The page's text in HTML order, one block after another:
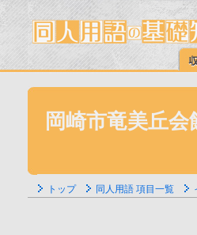
岡崎市竜美丘会
トップ 同人用語 項目一覧